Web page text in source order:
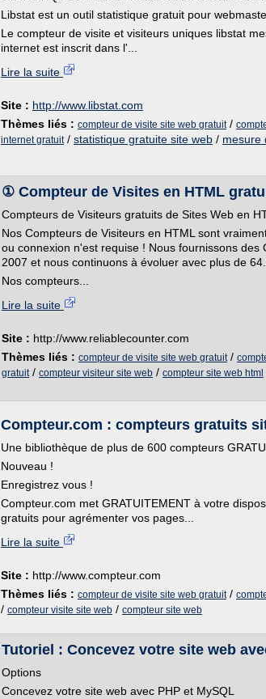
Libstat est un outil statistique gratuit pour
Le compteur de visite et visiteurs uniques libstat
internet est inscrit dans l'...
Lire la suite
Site : http://www.libstat.com
Thèmes liés : compteur de visite site web gratuit/
internet gratuit/ statistique gratuite site web / mesure
① Compteur de Visites en HTML
Compteurs de Visiteurs gratuits de Sites Web en
Nos Compteurs de Visiteurs en HTML sont
ou connexion n'est requise ! Nous fournissons des
2007 et nous continuons à évoluer avec plus de
Nos compteurs...
Lire la suite
Site : http://www.reliablecounter.com
Thèmes liés : compteur de visite site web gratuit/
gratuit/ compteur visiteur site web / compteur site web html
Compteur.com : compteurs gratuits
Une bibliothèque de plus de 600 compteurs
Nouveau !
Enregistrez vous !
Compteur.com met GRATUITEMENT à votre
gratuits pour agrémenter vos pages...
Lire la suite
Site : http://www.compteur.com
Thèmes liés : compteur de visite site web gratuit/
/ compteur visite site web / compteur site web
Tutoriel : Concevez votre site web
Options
Concevez votre site web avec PHP et MySQL